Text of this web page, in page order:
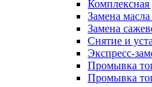
Комплексная
Замена
Замена
Снятие и
Экспресс-
Промывка
Промывка